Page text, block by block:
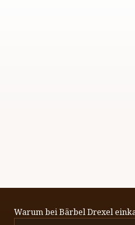
Warum bei Bärbel Drexel